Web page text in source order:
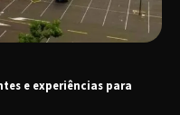
e experiências para
de lançamento
no Planeta